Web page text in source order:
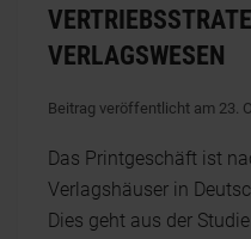
VERLAGSWESEN
Beitrag veröffentlicht am 23.
Das Printgeschäft ist
Verlagshäuser in
Dies geht aus der